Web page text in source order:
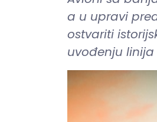
a u upravi
ostvariti
uvođenju